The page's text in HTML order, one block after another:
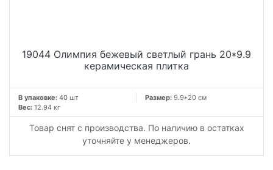
19044 Олимпия бежевый светлый грань 20*9.9
керамическая плитка
В упаковке: 40 шт Размер: 9.9*20 см
Вес: 12.94 кг
Товар снят с производства. По наличию в остатках
уточняйте у менеджеров.